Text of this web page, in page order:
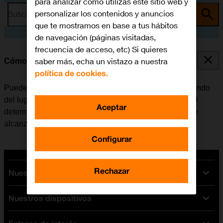
Busca por problema o tema
Cómo seleccionar el tipo de red
Puede haber varios tipos de red disponibles, dependiendo
del lugar en el que se encuentre el móvil. El tipo de red
determina, entre otras cosas, la velocidad de datos que
alcanza el móvil.
Nuestras tarifas
Tarifas Orange
Tarifas fibra y móvil
Nuestros dispositivos
personalizar los contenidos y anuncios
que te mostramos en base a tus hábitos
de navegación (páginas visitadas,
frecuencia de acceso, etc) Si quieres
saber más, echa un vistazo a nuestra
política de cookies.
Configurar
Rechazar
Aceptar